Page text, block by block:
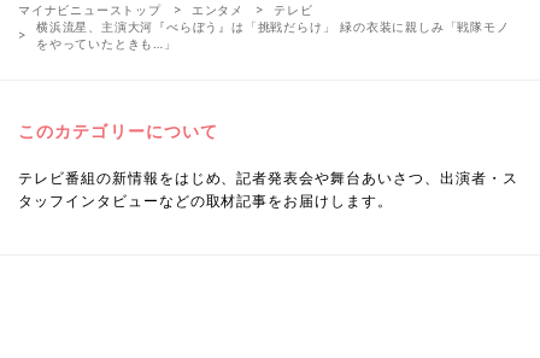
マイナビニューストップ エンタメ
テレビ
横浜流星、主演大河『べらぼう』は「挑戦だらけ」 緑の衣装に親しみ「戦隊モノ
をやっていたときも…」
このカテゴリーについて
テレビ番組の新情報をはじめ、記者発表会や舞台あいさつ、出演者・ス
タッフインタビューなどの取材記事をお届けします。